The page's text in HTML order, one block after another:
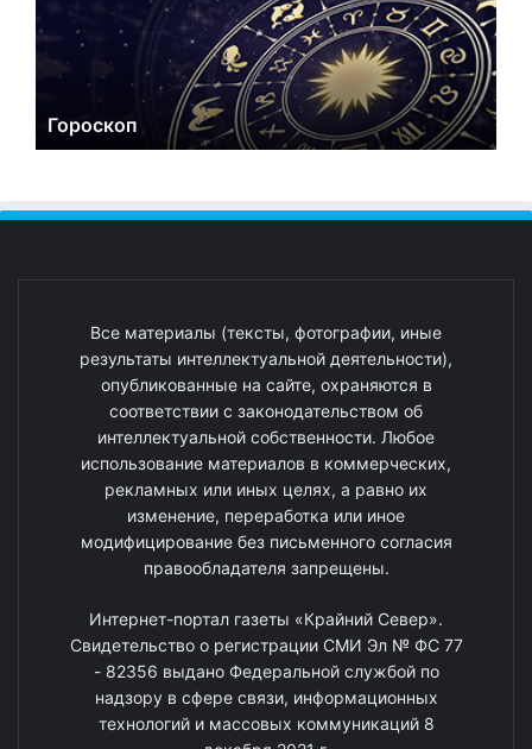
Гороскоп
Все материалы (тексты, фотографии, иные
результаты интеллектуальной деятельности),
опубликованные на сайте, охраняются в
соответствии с законодательством об
интеллектуальной собственности. Любое
использование материалов в коммерческих,
рекламных или иных целях, а равно их
изменение, переработка или иное
модифицирование без письменного согласия
правообладателя запрещены.
Интернет-портал газеты «Крайний Север».
Свидетельство о регистрации СМИ Эл № ФС 77
- 82356 выдано Федеральной службой по
надзору в сфере связи, информационных
технологий и массовых коммуникаций 8